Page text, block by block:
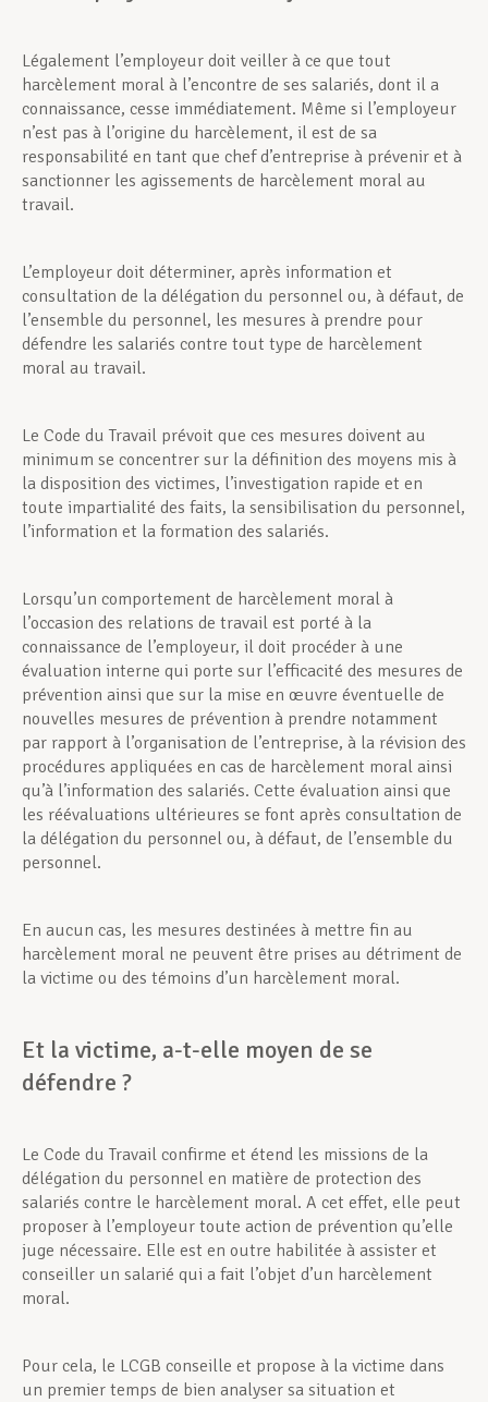
Légalement l’employeur doit veiller à ce que tout
harcèlement moral à l’encontre de ses salariés, dont il a
connaissance, cesse immédiatement. Même si l’employeur
n’est pas à l’origine du harcèlement, il est de sa
responsabilité en tant que chef d’entreprise à prévenir et à
sanctionner les agissements de harcèlement moral au
travail.
L’employeur doit déterminer, après information et
consultation de la délégation du personnel ou, à défaut, de
l’ensemble du personnel, les mesures à prendre pour
défendre les salariés contre tout type de harcèlement
moral au travail.
Le Code du Travail prévoit que ces mesures doivent au
minimum se concentrer sur la définition des moyens mis à
la disposition des victimes, l’investigation rapide et en
toute impartialité des faits, la sensibilisation du personnel,
l’information et la formation des salariés.
Lorsqu’un comportement de harcèlement moral à
l’occasion des relations de travail est porté à la
connaissance de l’employeur, il doit procéder à une
évaluation interne qui porte sur l’efficacité des mesures de
prévention ainsi que sur la mise en œuvre éventuelle de
nouvelles mesures de prévention à prendre notamment
par rapport à l’organisation de l’entreprise, à la révision des
procédures appliquées en cas de harcèlement moral ainsi
qu’à l’information des salariés. Cette évaluation ainsi que
les réévaluations ultérieures se font après consultation de
la délégation du personnel ou, à défaut, de l’ensemble du
personnel.
En aucun cas, les mesures destinées à mettre fin au
harcèlement moral ne peuvent être prises au détriment de
la victime ou des témoins d’un harcèlement moral.
Et la victime, a-t-elle moyen de se
défendre ?
Le Code du Travail confirme et étend les missions de la
délégation du personnel en matière de protection des
salariés contre le harcèlement moral. A cet effet, elle peut
proposer à l’employeur toute action de prévention qu’elle
juge nécessaire. Elle est en outre habilitée à assister et
conseiller un salarié qui a fait l’objet d’un harcèlement
moral.
Pour cela, le LCGB conseille et propose à la victime dans
un premier temps de bien analyser sa situation et